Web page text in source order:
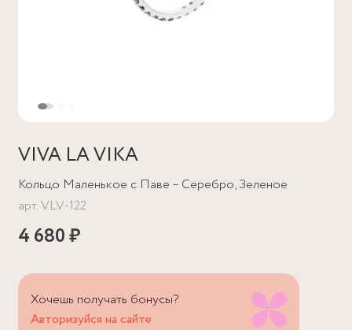
VIVA LA VIKA
Кольцо Маленькое с Паве – Серебро, Зеленое
арт.VLV-122
4 680 ₽
Хочешь получать бонусы?
Авторизуйся на сайте